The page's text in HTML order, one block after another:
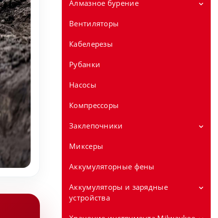
машины 18V
Алмазное бурение
Установки алмазного бурения
Дрели для сухого алмазного
Вентиляторы
Кабелерезы
Рубанки
Насосы
Компрессоры
Заклепочники
Заклепочники аккумуляторные 12v
Заклепочники аккумуляторные 18v
Миксеры
Аккумуляторные фены
Аккумуляторы и зарядные
устройства